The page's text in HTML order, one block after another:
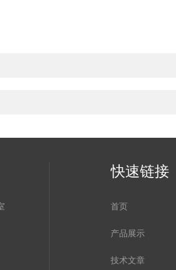
快速链接
首页
产品展示
技术文章